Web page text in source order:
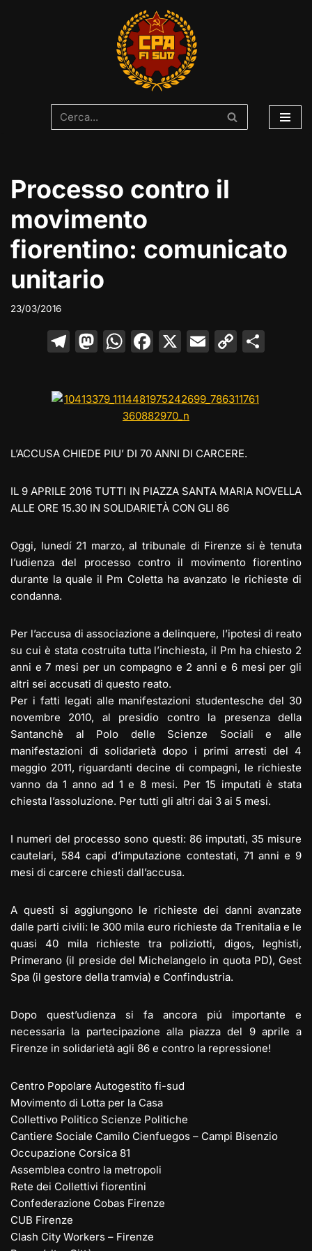
Processo contro il
movimento
fiorentino: comunicato
unitario
23/03/2016
T
gr
m
M
o
o
W
s
A
p
F
e
b
o
k
X E
l
C
y
n
L’ACCUSA CHIEDE PIU’ DI 70 ANNI DI CARCERE.
IL 9 APRILE 2016 TUTTI IN PIAZZA SANTA MARIA NOVELLA
ALLE ORE 15.30 IN SOLIDARIETÀ CON GLI 86
Oggi, lunedí 21 marzo, al tribunale di Firenze si è tenuta
l’udienza del processo contro il movimento fiorentino
durante la quale il Pm Coletta ha avanzato le richieste di
condanna.
Per l’accusa di associazione a delinquere, l’ipotesi di reato
su cui è stata costruita tutta l’inchiesta, il Pm ha chiesto 2
anni e 7 mesi per un compagno e 2 anni e 6 mesi per gli
altri sei accusati di questo reato.
Per i fatti legati alle manifestazioni studentesche del 30
novembre 2010, al presidio contro la presenza della
Santanchè al Polo delle Scienze Sociali e alle
manifestazioni di solidarietà dopo i primi arresti del 4
maggio 2011, riguardanti decine di compagni, le richieste
vanno da 1 anno ad 1 e 8 mesi. Per 15 imputati è stata
chiesta l’assoluzione. Per tutti gli altri dai 3 ai 5 mesi.
I numeri del processo sono questi: 86 imputati, 35 misure
cautelari, 584 capi d’imputazione contestati, 71 anni e 9
mesi di carcere chiesti dall’accusa.
A questi si aggiungono le richieste dei danni avanzate
dalle parti civili: le 300 mila euro richieste da Trenitalia e le
quasi 40 mila richieste tra poliziotti, digos, leghisti,
Primerano (il preside del Michelangelo in quota PD), Gest
Spa (il gestore della tramvia) e Confindustria.
Dopo quest’udienza si fa ancora piú importante e
necessaria la partecipazione alla piazza del 9 aprile a
Firenze in solidarietà agli 86 e contro la repressione!
Centro Popolare Autogestito fi-sud
Movimento di Lotta per la Casa
Collettivo Politico Scienze Politiche
Cantiere Sociale Camilo Cienfuegos – Campi Bisenzio
Occupazione Corsica 81
Assemblea contro la metropoli
Rete dei Collettivi fiorentini
Confederazione Cobas Firenze
CUB Firenze
Clash City Workers – Firenze